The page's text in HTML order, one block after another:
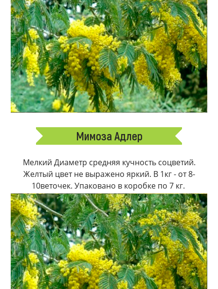
Мимоза Адлер
Мелкий Диаметр средняя кучность соцветий.
Желтый цвет не выражено яркий. В 1кг - от 8-
10веточек. Упаковано в коробке по 7 кг.